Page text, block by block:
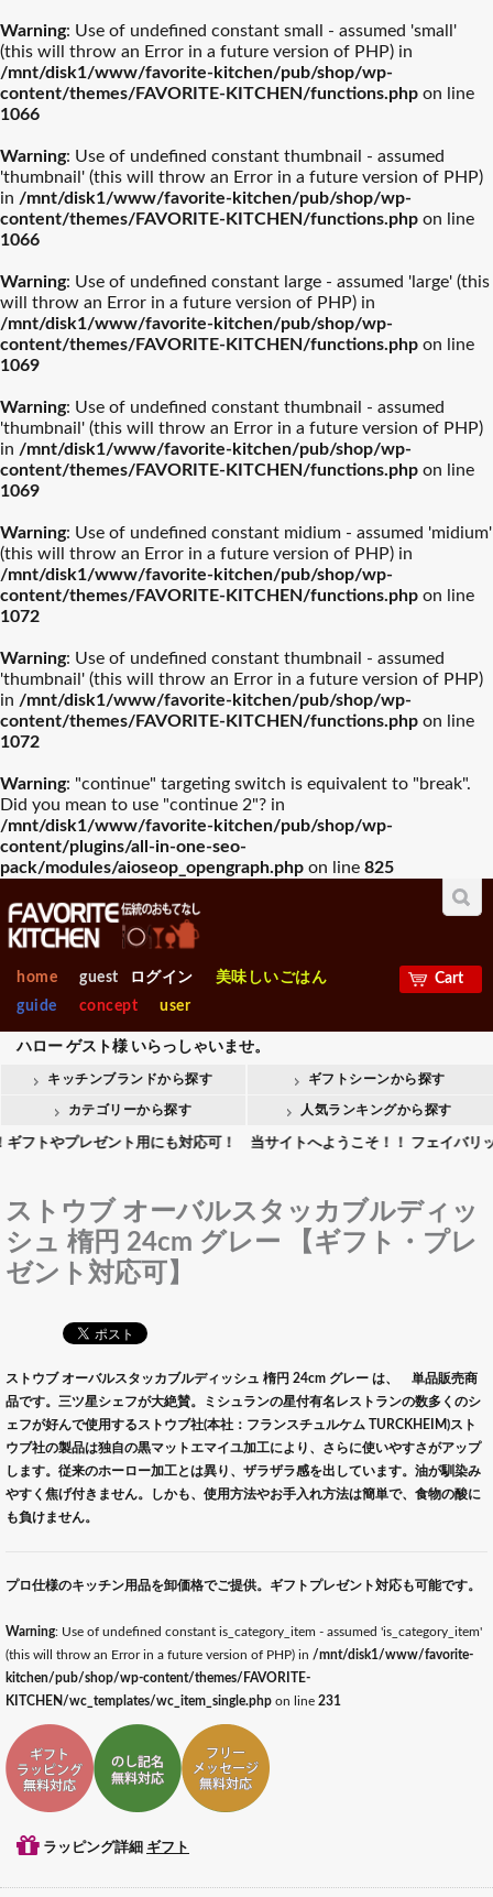
Warning: Use of undefined constant small - assumed 'small'
(this will throw an Error in a future version of PHP) in
/mnt/disk1/www/favorite-kitchen/pub/shop/wp-
content/themes/FAVORITE-KITCHEN/functions.php on line
1066
Warning: Use of undefined constant thumbnail - assumed
'thumbnail' (this will throw an Error in a future version of PHP)
in /mnt/disk1/www/favorite-kitchen/pub/shop/wp-
content/themes/FAVORITE-KITCHEN/functions.php on line
1066
Warning: Use of undefined constant large - assumed 'large' (this
will throw an Error in a future version of PHP) in
/mnt/disk1/www/favorite-kitchen/pub/shop/wp-
content/themes/FAVORITE-KITCHEN/functions.php on line
1069
Warning: Use of undefined constant thumbnail - assumed
'thumbnail' (this will throw an Error in a future version of PHP)
in /mnt/disk1/www/favorite-kitchen/pub/shop/wp-
content/themes/FAVORITE-KITCHEN/functions.php on line
1069
Warning: Use of undefined constant midium - assumed 'midium'
(this will throw an Error in a future version of PHP) in
/mnt/disk1/www/favorite-kitchen/pub/shop/wp-
content/themes/FAVORITE-KITCHEN/functions.php on line
1072
Warning: Use of undefined constant thumbnail - assumed
'thumbnail' (this will throw an Error in a future version of PHP)
in /mnt/disk1/www/favorite-kitchen/pub/shop/wp-
content/themes/FAVORITE-KITCHEN/functions.php on line
1072
Warning: "continue" targeting switch is equivalent to "break".
Did you mean to use "continue 2"? in
/mnt/disk1/www/favorite-kitchen/pub/shop/wp-
content/plugins/all-in-one-seo-
pack/modules/aioseop_opengraph.php on line 825
home guest ログイン
美味しいごはん
guide
concept user
ハロー ゲスト様いらっしゃいませ。
Cart
キッチンブランドから探す ギフトシーンから探す
カテゴリーから探す 人気ランキングから探す
やプレゼント用にも対応可！ 当サイトへようこそ！！ フェイバリッ
ストウブ オーバルスタッカブルディッ
シュ 楕円 24cm グレー 【ギフト・プレ
ゼント対応可】
ストウブ オーバルスタッカブルディッシュ 楕円 24cm グレー は、 単品販売商
品です。三ツ星シェフが大絶賛。ミシュランの星付有名レストランの数多くのシ
ェフが好んで使用するストウブ社(本社：フランスチュルケム TURCKHEIM)スト
ウブ社の製品は独自の黒マットエマイユ加工により、さらに使いやすさがアップ
します。従来のホーロー加工とは異り、ザラザラ感を出しています。油が馴染み
やすく焦げ付きません。しかも、使用方法やお手入れ方法は簡単で、食物の酸に
も負けません。
プロ仕様のキッチン用品を卸価格でご提供。ギフトプレゼント対応も可能です。
Warning: Use of undefined constant is_category_item - assumed 'is_category_item'
(this will throw an Error in a future version of PHP) in /mnt/disk1/www/favorite-
kitchen/pub/shop/wp-content/themes/FAVORITE-
KITCHEN/wc_templates/wc_item_single.php on line 231
ギフトラッピング対応ギフトのし記名対応
ラッピング詳細 ギフト